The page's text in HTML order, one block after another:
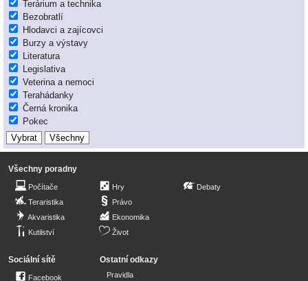
Terárium a technika
Bezobratlí
Hlodavci a zajícovci
Burzy a výstavy
Literatura
Legislativa
Veterina a nemoci
Terahádanky
Černá kronika
Pokec
Všechny poradny
Počítače
Teraristika
Akvaristika
Kutilství
Hry
Právo
Ekonomika
Život
Debaty
Sociální sítě
Facebook
Ostatní odkazy
Pravidla